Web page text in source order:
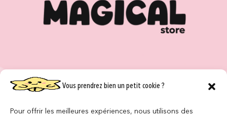
Vous prendrez bien un petit cookie ?
Pour offrir les meilleures expériences, nous utilisons des
CONTACT